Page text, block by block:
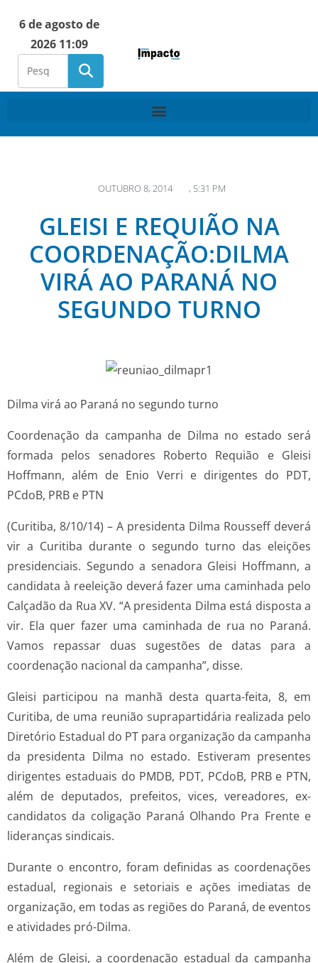
6 de agosto de
2026 11:09
OUTUBRO 8, 2014 , 5:31 PM
GLEISI E REQUIÃO NA
COORDENAÇÃO:DILMA
VIRÁ AO PARANÁ NO
SEGUNDO TURNO
Dilma virá ao Paraná no segundo turno
Coordenação da campanha de Dilma no estado será
formada pelos senadores Roberto Requião e Gleisi
Hoffmann, além de Enio Verri e dirigentes do PDT,
PCdoB, PRB e PTN
(Curitiba, 8/10/14) – A presidenta Dilma Rousseff deverá
vir a Curitiba durante o segundo turno das eleições
presidenciais. Segundo a senadora Gleisi Hoffmann, a
candidata à reeleição deverá fazer uma caminhada pelo
Calçadão da Rua XV. “A presidenta Dilma está disposta a
vir. Ela quer fazer uma caminhada de rua no Paraná.
Vamos repassar duas sugestões de datas para a
coordenação nacional da campanha”, disse.
Gleisi participou na manhã desta quarta-feita, 8, em
Curitiba, de uma reunião suprapartidária realizada pelo
Diretório Estadual do PT para organização da campanha
da presidenta Dilma no estado. Estiveram presentes
dirigentes estaduais do PMDB, PDT, PCdoB, PRB e PTN,
além de deputados, prefeitos, vices, vereadores, ex-
candidatos da coligação Paraná Olhando Pra Frente e
lideranças sindicais.
Durante o encontro, foram definidas as coordenações
estadual, regionais e setoriais e ações imediatas de
organização, em todas as regiões do Paraná, de eventos
e atividades pró-Dilma.
Além de Gleisi, a coordenação estadual da campanha